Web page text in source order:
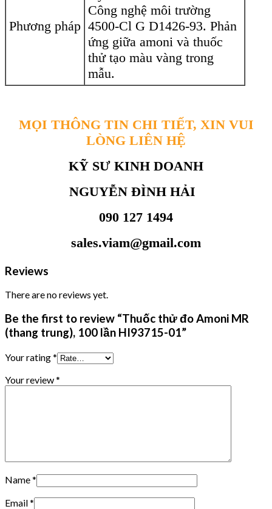
Phương pháp
Công nghệ môi trường
4500-Cl G D1426-93. Phản
ứng giữa amoni và thuốc
thử tạo màu vàng trong
mẫu.
MỌI THÔNG TIN CHI TIẾT, XIN VUI
LÒNG LIÊN HỆ
KỸ SƯ KINH DOANH
NGUYỄN ĐÌNH HẢI
090 127 1494
sales.viam@gmail.com
Reviews
There are no reviews yet.
Be the first to review “Thuốc thử đo Amoni MR
(thang trung), 100 lần HI93715-01”
Your rating*
Your review*
Name*
Email*